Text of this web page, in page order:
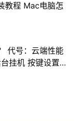
教程 Mac电脑怎
代号：云端性能
挂机 按键设置